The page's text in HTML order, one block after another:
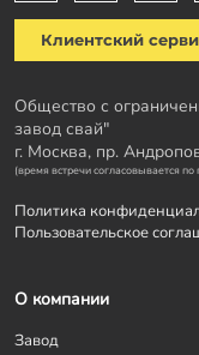
Клиентский
Общество с
завод свай"
г. Москва, пр.
(время встречи согласовывается
Политика
Пользовательское
О компании
Завод